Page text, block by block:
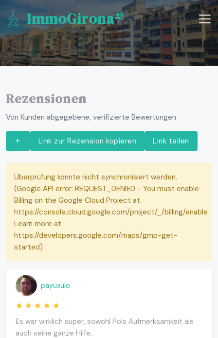
ImmoGirona
Rezensionen
Von Kunden abgegebene, verifizierte Bewertungen
Link zur Rezension kopieren Link teilen
Überprüfung konnte nicht synchronisiert werden.
(Google API error: REQUEST_DENIED - You must enable
Billing on the Google Cloud Project at
https://console.cloud.google.com/project/_/billing/enable
Learn more at
https://developers.google.com/maps/gmp-get-
started)
payuxulo
Es war wirklich super, sowohl Pols Aufmerksamkeit als
auch seine ganze Hilfe.